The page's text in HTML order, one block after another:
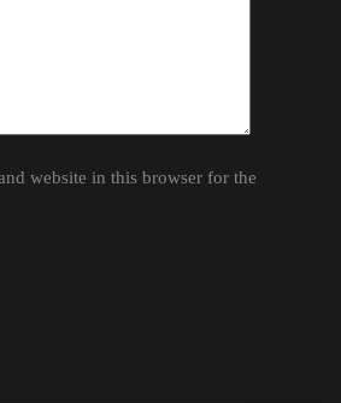
website in this browser for the